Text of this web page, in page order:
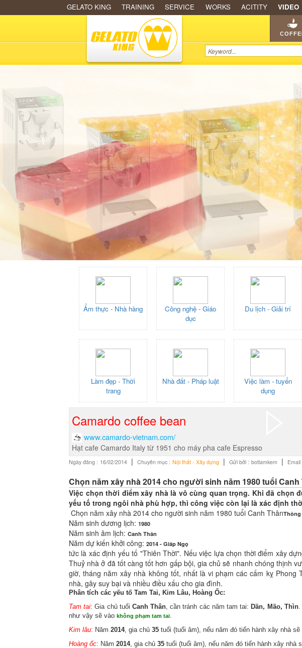
GELATO KING TRAINING SERVICE WORKS ACITITY VIDEO
Ẩm thực - Nhà hàng
Công nghệ - Giáo
dục
Du lịch - Giải trí
Làm đẹp - Thời
trang
Nhà đất - Pháp luật
Việc làm - tuyển
dụng
Camardo coffee bean
www.camardo-vietnam.com/
Hạt cafe Camardo Italy từ 1951 cho máy pha cafe Espresso
Ngày đăng : 16/02/2014 | Chuyên mục : Nội thất - Xây dựng | Gửi bởi : botlamkem | Email
Chọn năm xây nhà 2014 cho người sinh năm 1980 tuổi Canh
Việc chọn thời điểm xây nhà là vô cùng quan trọng. Khi đã chọn
yếu tố trong ngôi nhà phù hợp, thì công việc còn lại là xác định
Chọn năm xây nhà 2014 cho người sinh năm 1980 tuổi Canh Thân
Năm sinh dương lịch: 1980
Năm sinh âm lịch: Canh Thân
Năm dự kiến khởi công: 2014 - Giáp Ngọ
tức là xác định yếu tố "Thiên Thời". Nếu việc lựa chọn thời điểm xây
Thuỷ nhà ở đã tốt càng tốt hơn gấp bội, gia chủ sẽ nhanh chóng thịnh
giờ, tháng năm xây nhà không tốt, nhất là vi phạm các cấm kỵ
nhà, gây suy bại và nhiều điều xấu cho gia đình.
Phân tích các yếu tố Tam Tai, Kim Lâu, Hoàng Ốc:
Tam tai: Gia chủ tuổi Canh Thân , cần tránh các năm tam tai:Dần, Mão, Thìn.
như vậy sẽ vào không phạm tam tai
Kim lâu: Năm 2014, gia chủ 35 tuổi (tuổi âm), nếu năm đó tiến hành xây nhà sẽ
Hoàng ốc: Năm 2014, gia chủ 35 tuổi (tuổi âm), nếu năm đó tiến hành xây nhà